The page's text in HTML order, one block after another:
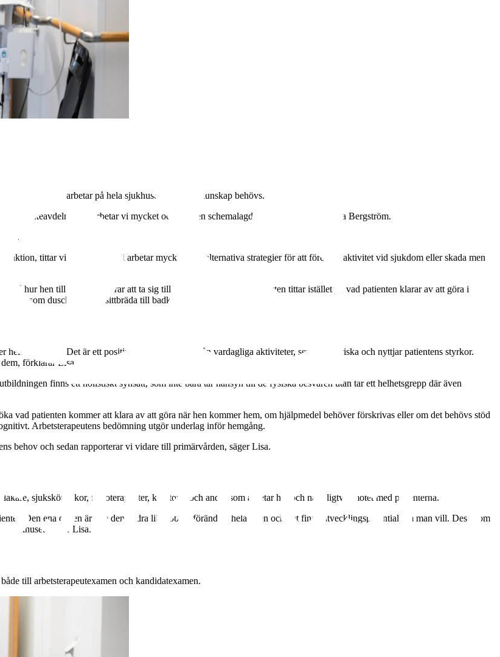
arbetar på hela sjukhuset där deras kunskap behövs.
strokeavdelningen arbetar vi mycket och är även schemalagda på lördagar, säger Lisa Bergström.
hon.
tittar vi på aktivitet. Vi arbetar mycket med alternativa strategier för att förenkla aktivitet vid sjukdom eller skada men
på hur hen till exempel klarar att ta sig till badrummet. Arbetsterapeuten tittar istället på vad patienten klarar av att göra i
som duschpall eller sittbräda till badkaret.
hela personen. Det är ett positivt arbete. Vi utgår från vardagliga aktiviteter, ser till det friska och nyttjar patientens styrkor.
förklarar Lisa.
finns ett holistiskt synsätt, som inte bara tar hänsyn till de fysiska besvären utan tar ett helhetsgrepp där även
vad patienten kommer att klara av att göra när hen kommer hem, om hjälpmedel behöver förskrivas eller om det behövs stöd
Arbetsterapeutens bedömning utgör underlag inför hemgång.
behov och sedan rapporterar vi vidare till primärvården, säger Lisa.
sjuksköterskor, fysioterapeuter, kuratorer och andra som arbetar här och naturligtvis mötet med patienterna.
Den ena dagen är inte den andra lik. Jobbet förändras hela tiden och det finns utvecklingspotential om man vill. Dessutom
säger Lisa.
till arbetsterapeutexamen och kandidatexamen.